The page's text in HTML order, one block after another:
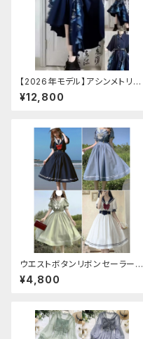
【2026年モデル】アシンメトリー
チャイナ改良ドレス
¥12,800
ウエストボタンリボンセーラーワ
ンピース
¥4,800